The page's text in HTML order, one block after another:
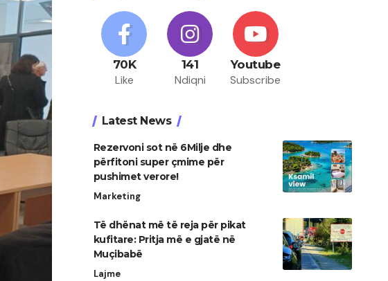
70K
Like
141
Ndiqni
Youtube
Subscribe
Latest News
Rezervoni sot në 6Milje dhe
përfitoni super çmime për
pushimet verore!
Marketing
Të dhënat më të reja për pikat
kufitare: Pritja më e gjatë në
Muçibabë
Lajme